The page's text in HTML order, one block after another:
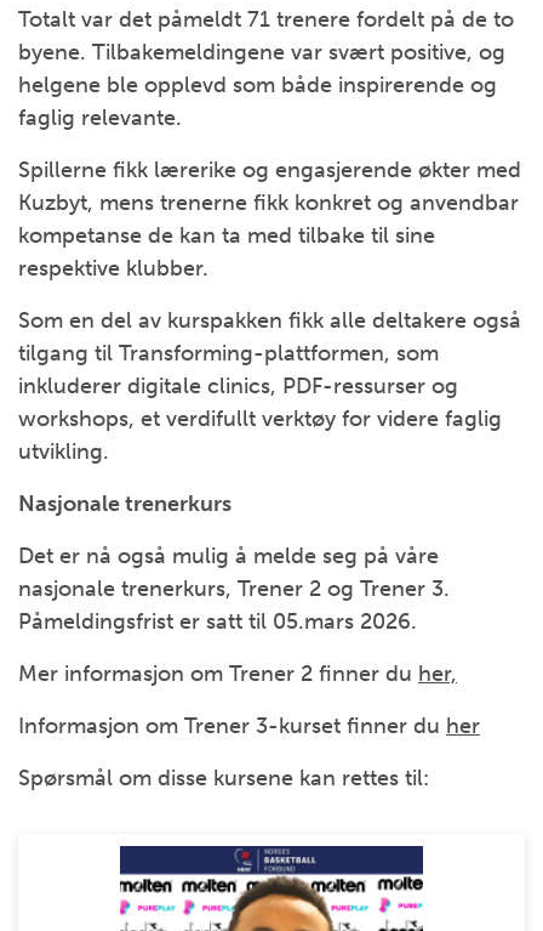
Totalt var det påmeldt 71 trenere fordelt på de to
byene. Tilbakemeldingene var svært positive, og
helgene ble opplevd som både inspirerende og
faglig relevante.
Spillerne fikk lærerike og engasjerende økter med
Kuzbyt, mens trenerne fikk konkret og anvendbar
kompetanse de kan ta med tilbake til sine
respektive klubber.
Som en del av kurspakken fikk alle deltakere også
tilgang til Transforming-plattformen, som
inkluderer digitale clinics, PDF-ressurser og
workshops, et verdifullt verktøy for videre faglig
utvikling.
Nasjonale trenerkurs
Det er nå også mulig å melde seg på våre
nasjonale trenerkurs, Trener 2 og Trener 3.
Påmeldingsfrist er satt til 05.mars 2026.
Mer informasjon om Trener 2 finner du her,
Informasjon om Trener 3-kurset finner du her
Spørsmål om disse kursene kan rettes til: